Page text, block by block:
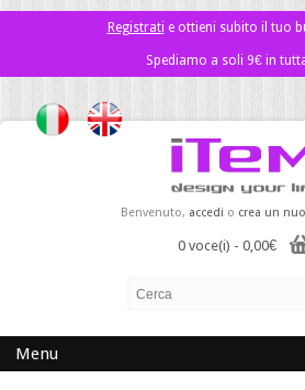
Registrati e ottieni subito il tuo
Spediamo a soli 9€ in
Benvenuto, accedi o crea un
0 voce(i) - 0,00€
Menu